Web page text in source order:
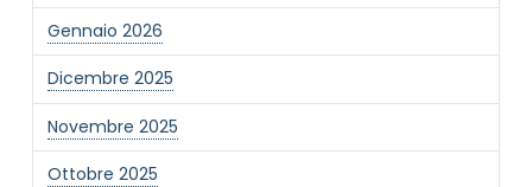
Gennaio 2026
Dicembre 2025
Novembre 2025
Ottobre 2025